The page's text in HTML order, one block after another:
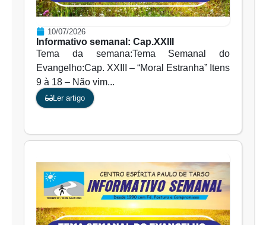
10/07/2026
Informativo semanal: Cap.XXIII
Tema da semana:Tema Semanal do
Evangelho:Cap. XXIII – “Moral Estranha” Itens
9 à 18 – Não vim...
Ler artigo